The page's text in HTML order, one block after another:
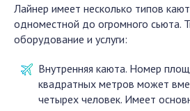
Лайнер имеет несколько типов
одноместной до огромного сьюта.
оборудование и услуги:
Внутренняя каюта. Номер
квадратных метров может
четырех человек. Имеет